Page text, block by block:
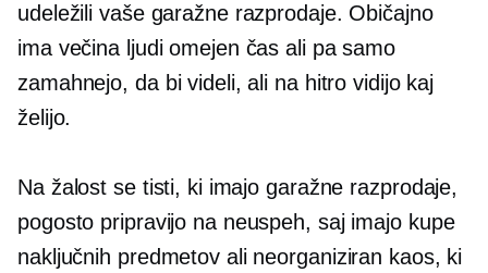
udeležili vaše garažne razprodaje. Običajno
ima večina ljudi omejen čas ali pa samo
zamahnejo, da bi videli, ali na hitro vidijo kaj
želijo.
Na žalost se tisti, ki imajo garažne razprodaje,
pogosto pripravijo na neuspeh, saj imajo kupe
naključnih predmetov ali neorganiziran kaos, ki